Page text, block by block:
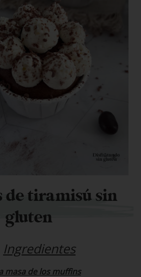
tiramisú sin
gluten
Ingredientes
masa de los muffins